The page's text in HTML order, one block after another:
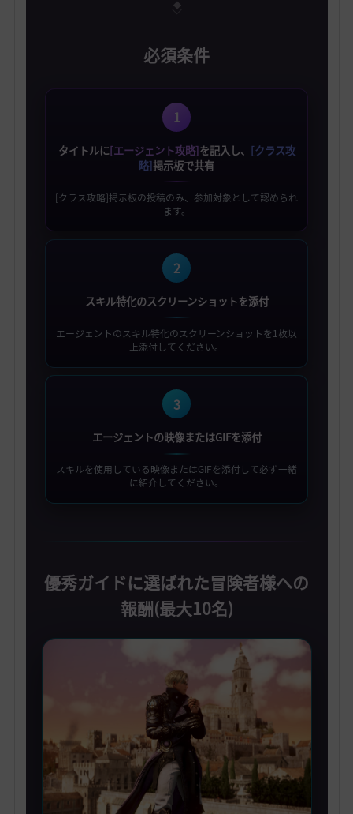
必須条件
1
タイトルに[エージェント攻略]を記入し、 [クラス攻
略]掲示板で共有
[クラス攻略]掲示板の投稿のみ、参加対象として認められ
ます。
2
スキル特化のスクリーンショットを添付
エージェントのスキル特化のスクリーンショットを1枚以
上添付してください。
3
エージェントの映像またはGIFを添付
スキルを使用している映像またはGIFを添付して必ず一緒
に紹介してください。
優秀ガイドに選ばれた冒険者様への
報酬(最大10名)